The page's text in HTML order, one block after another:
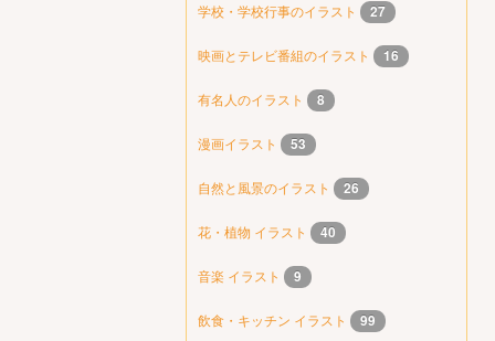
学校・学校行事のイラスト 27
映画とテレビ番組のイラスト 16
有名人のイラスト 8
漫画イラスト 53
自然と風景のイラスト 26
花・植物 イラスト 40
音楽 イラスト 9
飲食・キッチン イラスト 99